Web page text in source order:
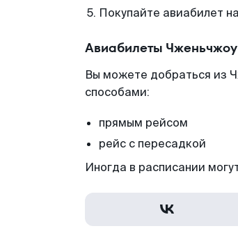
Покупайте авиабилет
Авиабилеты
Вы можете добраться из
способами:
прямым рейсом
рейс с пересадкой
Иногда в расписании